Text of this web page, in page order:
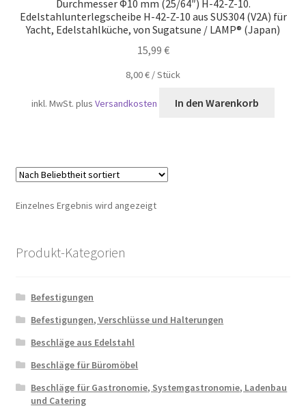
Durchmesser Φ10 mm (25/64″) H-42-Z-10.
Edelstahlunterlegscheibe H-42-Z-10 aus SUS304 (V2A) für
Yacht, Edelstahlküche, von Sugatsune / LAMP® (Japan)
15,99 €
8,00€ /Stück
inkl. MwSt. plusVersandkosten In den Warenkorb
Einzelnes Ergebnis wird angezeigt
Produkt-Kategorien
Befestigungen
Befestigungen, Verschlüsse und Halterungen
Beschläge aus Edelstahl
Beschläge für Büromöbel
Beschläge für Gastronomie, Systemgastronomie, Ladenbau
und Catering